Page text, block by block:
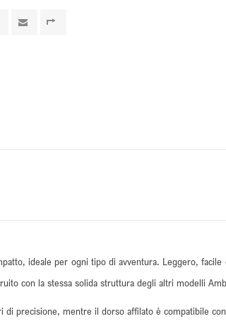
ideale per ogni tipo di avventura. Leggero,
con la stessa solida struttura degli altri modelli
precisione, mentre il dorso affilato è compatibile